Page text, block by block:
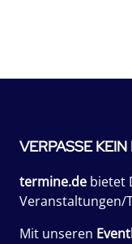
VERPASSE
termine.de bietet
Veranstaltungen/
Mit unseren